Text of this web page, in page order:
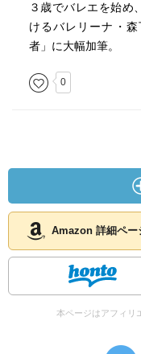
３歳でバレエを始め
けるバレリーナ・
者」に大幅加筆。
0
Amazon 詳細ペー
本ページはアフィリ